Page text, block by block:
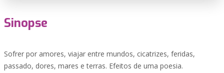
Sinopse
Sofrer por amores, viajar entre mundos, cicatrizes, feridas,
passado, dores, mares e terras. Efeitos de uma poesia.